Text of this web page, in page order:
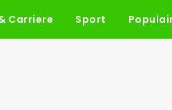
Carriere Sport